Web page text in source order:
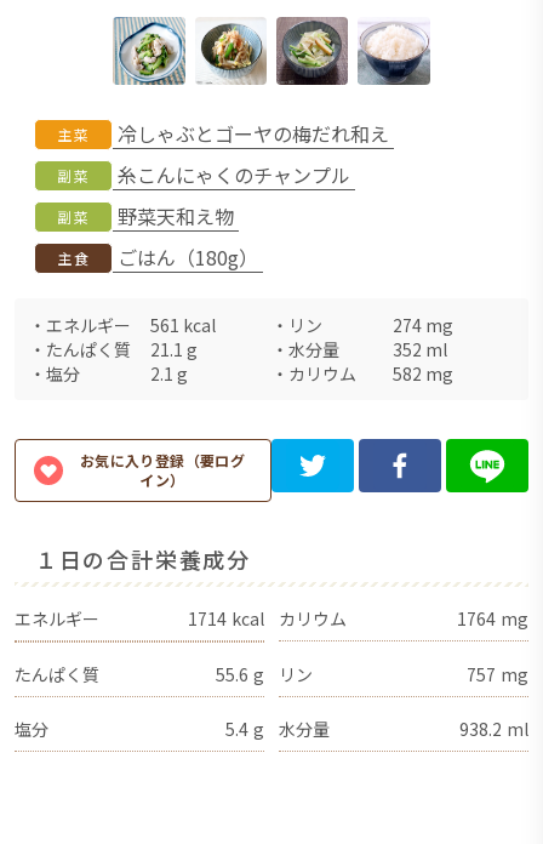
主菜 冷しゃぶとゴーヤの梅だれ和え
副菜 糸こんにゃくのチャンプル
副菜 野菜天和え物
主食 ごはん（180g）
・ エネルギー 561 kcal ・ リン 274 mg
・ たんぱく質 21.1 g ・ 水分量 352 ml
・ 塩分 2.1 g ・ カリウム 582 mg
お気に入り登録（要ログ
イン）
１日の合計栄養成分
エネルギー 1714 kcal カリウム 1764 mg
たんぱく質 55.6 g リン 757 mg
塩分 5.4 g 水分量 938.2 ml